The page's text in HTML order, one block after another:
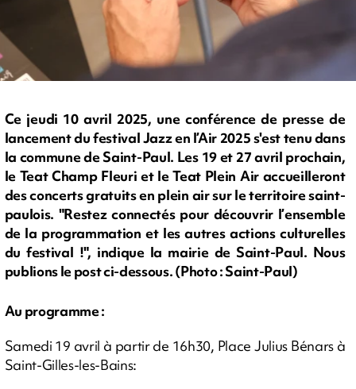
Ce jeudi 10 avril 2025, une conférence de presse de
lancement du festival Jazz en l’Air 2025 s'est tenu dans
la commune de Saint-Paul. Les 19 et 27 avril prochain,
le Teat Champ Fleuri et le Teat Plein Air accueilleront
des concerts gratuits en plein air sur le territoire saint-
paulois. "Restez connectés pour découvrir l’ensemble
de la programmation et les autres actions culturelles
du festival !", indique la mairie de Saint-Paul. Nous
publions le post ci-dessous. (Photo : Saint-Paul)
Au programme :
Samedi 19 avril à partir de 16h30, Place Julius Bénars à
Saint-Gilles-les-Bains: